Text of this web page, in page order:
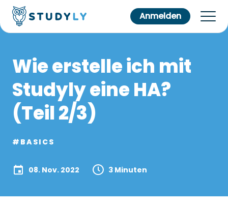
Anmelden
Wie erstelle ich mit
Studyly eine HA?
(Teil 2/3)
#BASICS
08. Nov. 2022 3 Minuten